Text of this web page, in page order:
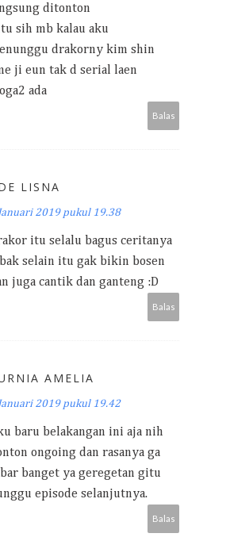
ditonton
sih mb kalau aku
drakorny kim shin
ji eun tak d serial laen
ada
Balas
LISNA
2019 pukul 19.38
itu selalu bagus ceritanya
selain itu gak bikin bosen
juga cantik dan ganteng :D
Balas
AMELIA
2019 pukul 19.42
baru belakangan ini aja nih
ongoing dan rasanya ga
banget ya geregetan gitu
episode selanjutnya.
Balas